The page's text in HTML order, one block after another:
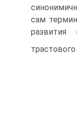
сам
развития